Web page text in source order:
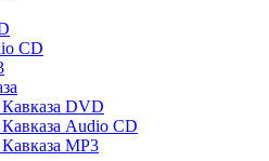
CD
DVD
Audio CD
MP3